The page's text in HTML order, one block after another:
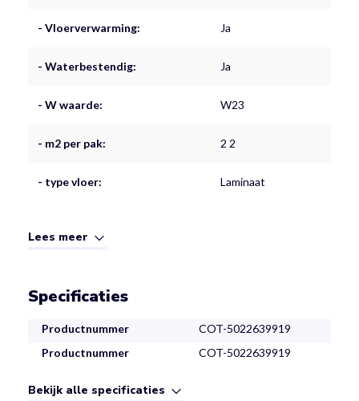
- Vloerverwarming: Ja
- Waterbestendig: Ja
- W waarde: W23
- m2 per pak: 2 2
- type vloer: Laminaat
Lees meer
Specificaties
Productnummer
COT-5022639919
Productnummer
COT-5022639919
Bekijk alle specificaties